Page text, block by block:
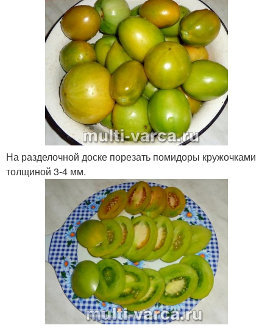
На разделочной доске порезать помидоры кружочками
толщиной 3-4 мм.